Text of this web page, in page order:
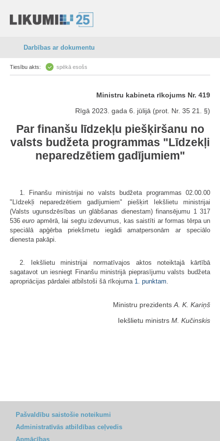
Darbības ar dokumentu
Tiesību akts: spēkā esošs
Ministru kabineta rīkojums Nr. 419
Rīgā 2023. gada 6. jūlijā (prot. Nr. 35 21. §)
Par finanšu līdzekļu piešķiršanu no
valsts budžeta programmas "Līdzekļi
neparedzētiem gadījumiem"
1. Finanšu ministrijai no valsts budžeta programmas 02.00.00
"Līdzekļi neparedzētiem gadījumiem" piešķirt Iekšlietu ministrijai
(Valsts ugunsdzēsības un glābšanas dienestam) finansējumu 1 317
536euro apmērā, lai segtu izdevumus, kas saistīti ar formas tērpa un
speciālā apģērba priekšmetu iegādi amatpersonām ar speciālo
dienesta pakāpi.
2. Iekšlietu ministrijai normatīvajos aktos noteiktajā kārtībā
sagatavot un iesniegt Finanšu ministrijā pieprasījumu valsts budžeta
apropriācijas pārdalei atbilstoši šā rīkojuma 1. punktam
Ministru prezidents A. K. Kariņš
Iekšlietu ministrs M. Kučinskis
Pašvaldību saistošie noteikumi
Administratīvās atbildības ceļvedis
Apmācības